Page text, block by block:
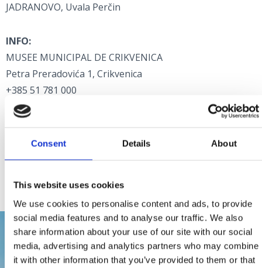
Consent Details About
This website uses cookies
We use cookies to personalise content and ads, to provide
social media features and to analyse our traffic. We also
share information about your use of our site with our social
media, advertising and analytics partners who may combine
it with other information that you’ve provided to them or that
JADRANOVO, Uvala Perčin
INFO:
MUSEE MUNICIPAL DE CRIKVENICA
Petra Preradovića 1, Crikvenica
+385 51 781 000
mgc@mgc.hr
Ouverture : juillet, aout